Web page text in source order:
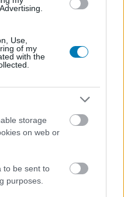
Use,
of my
with the
storage
on web or
to be sent to
purposes.
de persze ez se kerül